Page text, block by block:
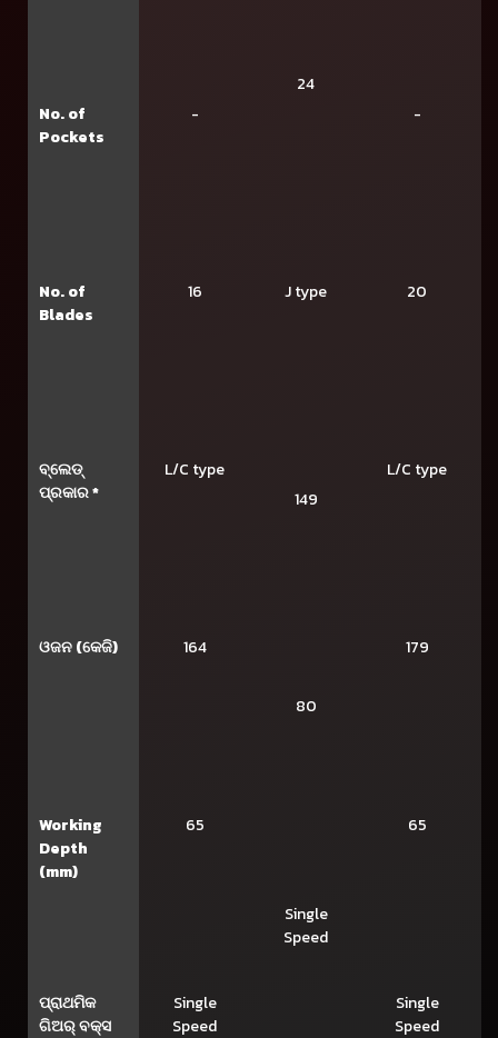
No. of
Pockets
No. of
Blades
ବ୍ଲେଡ୍
ପ୍ରକାର *
ଓଜନ (କେଜି)
Working
Depth
(mm)
ପ୍ରାଥମିକ
ଗିଅର୍ ବକ୍ସ
-
16
L/C type
164
65
Single
Speed
24
J type
149
80
Single
Speed
-
20
L/C type
179
65
Single
Speed